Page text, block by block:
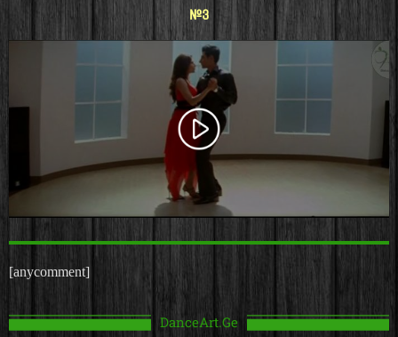
#3
[anycomment]
DanceArt.Ge